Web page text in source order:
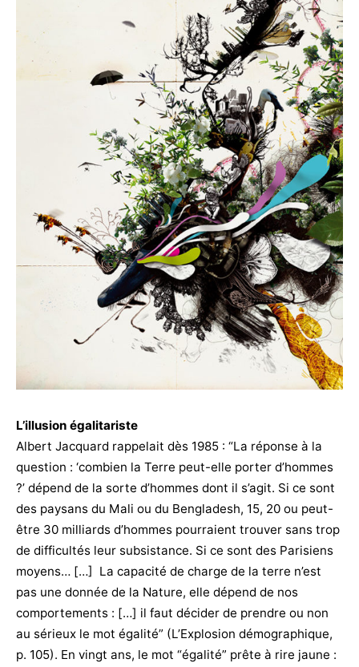
L’illusion égalitariste
Albert Jacquard rappelait dès 1985 : “La réponse à la
question : ‘combien la Terre peut-elle porter d’hommes
?’ dépend de la sorte d’hommes dont il s’agit. Si ce sont
des paysans du Mali ou du Bengladesh, 15, 20 ou peut-
être 30 milliards d’hommes pourraient trouver sans trop
de difficultés leur subsistance. Si ce sont des Parisiens
moyens… […] La capacité de charge de la terre n’est
pas une donnée de la Nature, elle dépend de nos
comportements : […] il faut décider de prendre ou non
au sérieux le mot égalité” (L’Explosion démographique,
p. 105). En vingt ans, le mot “égalité” prête à rire jaune :